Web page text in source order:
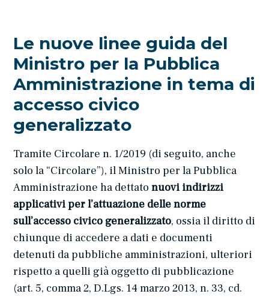
Le nuove linee guida del
Ministro per la Pubblica
Amministrazione in tema di
accesso civico
generalizzato
Tramite Circolare n. 1/2019 (di seguito, anche
solo la “Circolare”), il Ministro per la Pubblica
Amministrazione ha dettatonuovi indirizzi
applicativi per l’attuazione delle norme
sull’accesso civico generalizzato, ossia il diritto di
chiunque di accedere a dati e documenti
detenuti da pubbliche amministrazioni, ulteriori
rispetto a quelli già oggetto di pubblicazione
(art. 5, comma 2, D.Lgs. 14 marzo 2013, n. 33, cd.